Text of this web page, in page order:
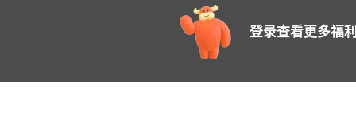
登录查看更多福